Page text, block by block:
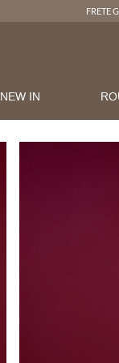
FRETE
NEW IN